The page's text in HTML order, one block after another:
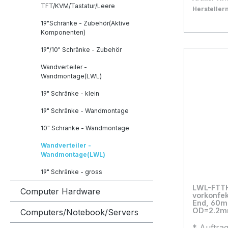
TFT/KVM/Tastatur/Leere
19"Schränke - Zubehör(Aktive
Komponenten)
19"/10" Schränke - Zubehör
Wandverteiler -
Wandmontage(LWL)
19" Schränke - klein
19" Schränke - Wandmontage
10" Schränke - Wandmontage
Wandverteiler -
Wandmontage(LWL)
19" Schränke - gross
Computer Hardware
Computers/Notebook/Servers
Rail/
Duplex
In den
LWL-
vorkonfektioniert,
End, 60m, 9/125u, G.657.A2, 4-Faser,